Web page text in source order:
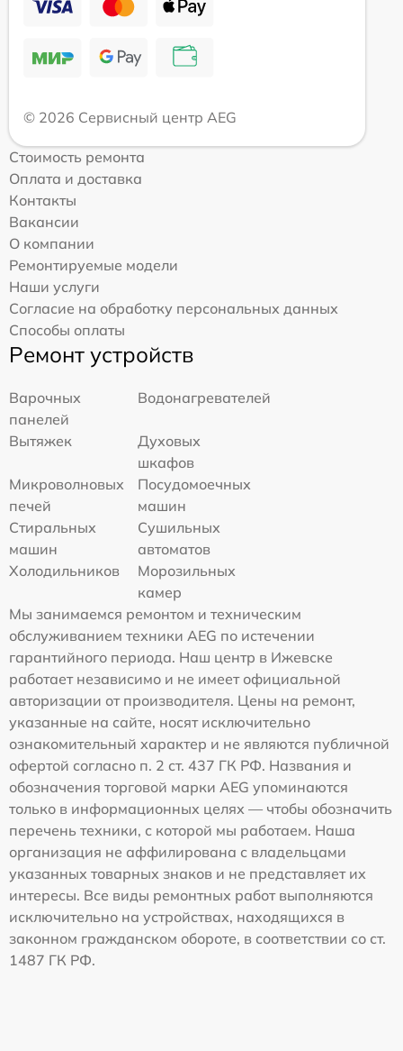
© 2026 Сервисный центр AEG
Стоимость ремонта
Оплата и доставка
Контакты
Вакансии
О компании
Ремонтируемые модели
Наши услуги
Согласие на обработку персональных данных
Способы оплаты
Ремонт устройств
Варочных
панелей
Водонагревателей
Вытяжек
Духовых
шкафов
Микроволновых
печей
Посудомоечных
машин
Стиральных
машин
Сушильных
автоматов
Холодильников
Морозильных
камер
Мы занимаемся ремонтом и техническим
обслуживанием техники AEG по истечении
гарантийного периода. Наш центр в Ижевске
работает независимо и не имеет официальной
авторизации от производителя. Цены на ремонт,
указанные на сайте, носят исключительно
ознакомительный характер и не являются публичной
офертой согласно п. 2 ст. 437 ГК РФ. Названия и
обозначения торговой марки AEG упоминаются
только в информационных целях — чтобы обозначить
перечень техники, с которой мы работаем. Наша
организация не аффилирована с владельцами
указанных товарных знаков и не представляет их
интересы. Все виды ремонтных работ выполняются
исключительно на устройствах, находящихся в
законном гражданском обороте, в соответствии со ст.
1487 ГК РФ.